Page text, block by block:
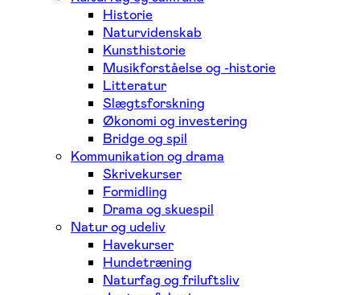
Historie
Naturvidenskab
Kunsthistorie
Musikforståelse og -historie
Litteratur
Slægtsforskning
Økonomi og investering
Bridge og spil
Kommunikation og drama
Skrivekurser
Formidling
Drama og skuespil
Natur og udeliv
Havekurser
Hundetræning
Naturfag og friluftsliv